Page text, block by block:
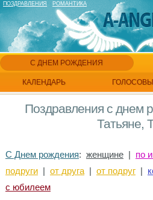
ПОЗДРАВЛЕНИЯ РОМАНТИКА
С ДНЕМ РОЖДЕНИЯ
КАЛЕНДАРЬ
Поздравления с днем
Татьяне,
С Днем рождения: женщине| по
подруги| от друга| от подруг|
с юбилеем